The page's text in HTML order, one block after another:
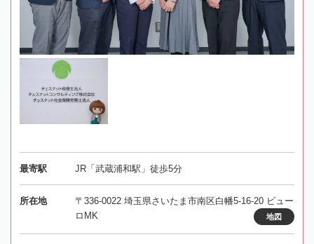
最寄駅 JR「武蔵浦和駅」徒歩5分
所在地
〒336-0022 埼玉県さいたま市南区白幡5-16-20 ビュー
ロMK
地図